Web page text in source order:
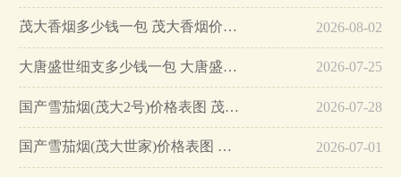
茂大香烟多少钱一包 茂大香烟价格表和图片… 2026-08-02
大唐盛世细支多少钱一包 大唐盛世细支参数及图片… 2026-07-25
国产雪茄烟(茂大2号)价格表图 茂大2号多少钱… 2026-07-28
国产雪茄烟(茂大世家)价格表图 茂大世家雪茄多少钱… 2026-07-01